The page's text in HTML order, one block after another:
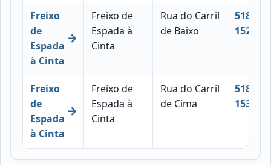
Freixo
de
Espada
à Cinta
Freixo de
Espada à
Cinta
Rua do Carril
de Baixo
5180-
152
Freixo
de
Espada
à Cinta
Freixo de
Espada à
Cinta
Rua do Carril
de Cima
5180-
153